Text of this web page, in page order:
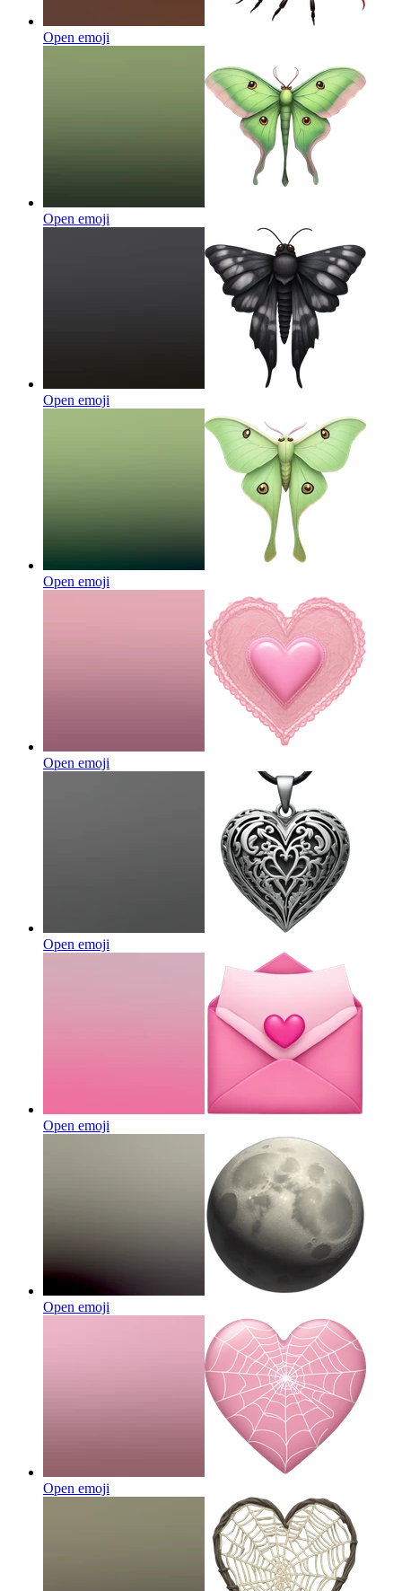
Open emoji
Open emoji
Open emoji
Open emoji
Open emoji
Open emoji
Open emoji
Open emoji
Open emoji